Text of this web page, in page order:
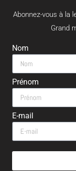
Abonnez-vous à la
Grand
Nom
Prénom
E-mail